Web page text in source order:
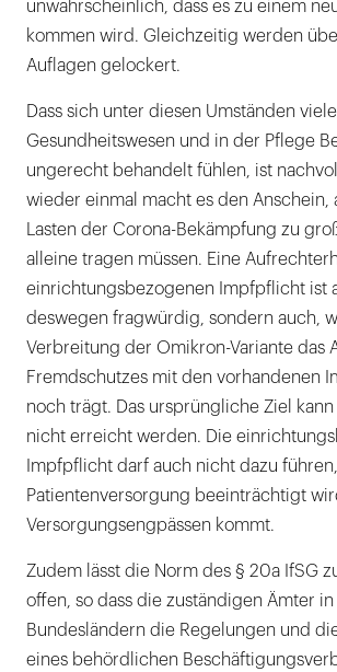
unwahrscheinlich, dass es zu einem
kommen wird. Gleichzeitig werden
Auflagen gelockert.
Dass sich unter diesen Umständen
Gesundheitswesen und in der Pflege
ungerecht behandelt fühlen, ist
wieder einmal macht es den Anschein,
Lasten der Corona-Bekämpfung zu
alleine tragen müssen. Eine
einrichtungsbezogenen Impfpflicht ist
deswegen fragwürdig, sondern auch,
Verbreitung der Omikron-Variante das
Fremdschutzes mit den vorhandenen
noch trägt. Das ursprüngliche Ziel
nicht erreicht werden. Die
Impfpflicht darf auch nicht dazu
Patientenversorgung beeinträchtigt
Versorgungsengpässen kommt.
Zudem lässt die Norm des § 20a IfSG
offen, so dass die zuständigen Ämter in
Bundesländern die Regelungen und
eines behördlichen